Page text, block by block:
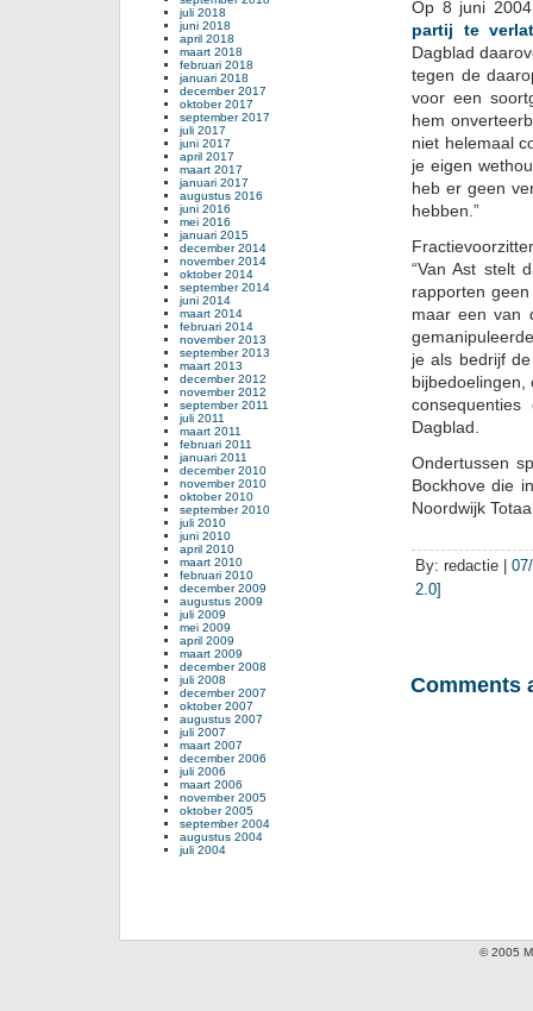
Op 8 juni
partij te
Dagblad
tegen de
voor een
hem
niet helemaal
je eigen
heb er geen
hebben.”
“Van Ast stelt
rapporten
maar een van
je als bedrijf
Dagblad.
Ondertussen
Bockhove die
Noordwijk
By: redactie |
2.0]
Comments
juli 2018
juni 2018
april 2018
maart 2018
februari 2018
januari 2018
december 2017
oktober 2017
september 2017
juli 2017
juni 2017
april 2017
maart 2017
januari 2017
augustus 2016
juni 2016
mei 2016
januari 2015
december 2014
november 2014
oktober 2014
september 2014
juni 2014
maart 2014
februari 2014
november 2013
september 2013
maart 2013
december 2012
november 2012
september 2011
juli 2011
maart 2011
februari 2011
januari 2011
december 2010
november 2010
oktober 2010
september 2010
juli 2010
juni 2010
april 2010
maart 2010
februari 2010
december 2009
augustus 2009
juli 2009
mei 2009
april 2009
maart 2009
december 2008
juli 2008
december 2007
oktober 2007
augustus 2007
juli 2007
maart 2007
december 2006
juli 2006
maart 2006
november 2005
oktober 2005
september 2004
augustus 2004
juli 2004
© 2005